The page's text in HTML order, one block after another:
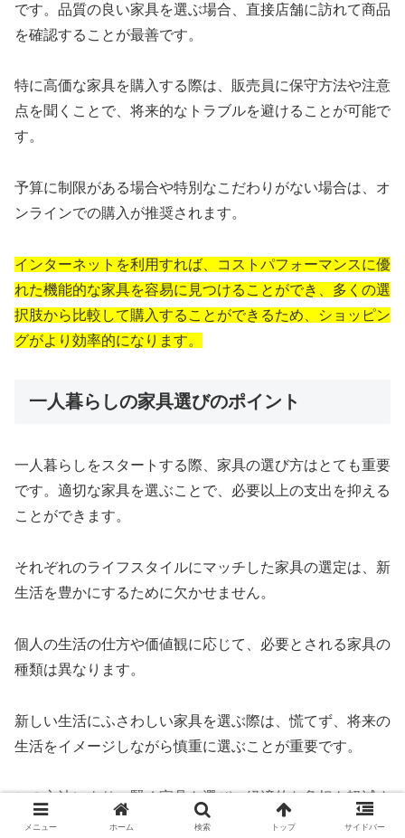
です。品質の良い家具を選ぶ場合、直接店舗に訪れて商品
を確認することが最善です。
特に高価な家具を購入する際は、販売員に保守方法や注意
点を聞くことで、将来的なトラブルを避けることが可能で
す。
予算に制限がある場合や特別なこだわりがない場合は、オ
ンラインでの購入が推奨されます。
インターネットを利用すれば、コストパフォーマンスに優
れた機能的な家具を容易に見つけることができ、多くの選
択肢から比較して購入することができるため、ショッピン
グがより効率的になります。
一人暮らしの家具選びのポイント
一人暮らしをスタートする際、家具の選び方はとても重要
です。適切な家具を選ぶことで、必要以上の支出を抑える
ことができます。
それぞれのライフスタイルにマッチした家具の選定は、新
生活を豊かにするために欠かせません。
個人の生活の仕方や価値観に応じて、必要とされる家具の
種類は異なります。
新しい生活にふさわしい家具を選ぶ際は、慌てず、将来の
生活をイメージしながら慎重に選ぶことが重要です。
この方法により、賢く家具を選び、経済的な負担も軽減す
ることができます。
メニュー ホーム 検索 トップ サイドバー